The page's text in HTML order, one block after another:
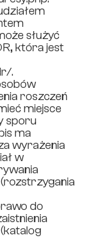
służyć
która jest
.
roszczeń
miejsce
sporu
ma
wyrażenia
w
do